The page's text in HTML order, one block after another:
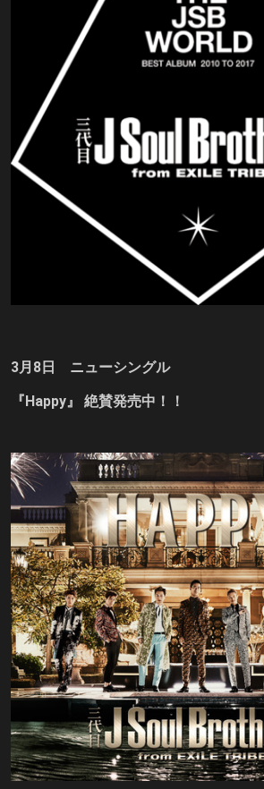
3月8日 ニューシングル
『Happy』 絶賛発売中！！